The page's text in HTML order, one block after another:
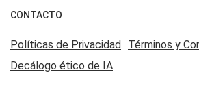
Judiciales
Economia
Trucos caseros
Series y Películas
Edictos y Solicitadas
Mundial
Automovilismo
Rugby
Canal 7 en Vivo
CONTACTO
Acerca de Nosotros
Contactanos
Políticas de Privacidad Términos y
Decálogo ético de IA